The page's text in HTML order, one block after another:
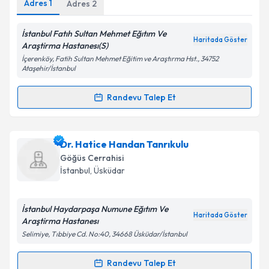
Kişisel verilerimin işlenmesine ilişkinAydınlatma
Metni
Adres 1 Adres 2
İstanbul Fatıh Sultan Mehmet Eğıtım Ve
Araştirma Hastanesı(S)
Haritada Göster
İçerenköy, Fatih Sultan Mehmet Eğitim ve Araştırma Hst., 34752
Ataşehir/İstanbul
Randevu Talep Et
Randevu Takvimi Talebi
Dr. Candemir Köseoğluiçin randevu takvimi talebi
oluşturun. Size bu uzmandan randevu almanız için bir
takvim hazırlandığında e-posta ile bilgilendireceğiz.
Kişisel verilerimin işlenmesine ilişkinAydınlatma
'ni okudum ve kişisel verilerimin belirtilen
Dr. Hatice Handan Tanrıkulu
Göğüs Cerrahisi
İstanbul, Üsküdar
İstanbul Haydarpaşa Numune Eğıtım Ve
Araştirma Hastanesı
Haritada Göster
Selimiye, Tıbbiye Cd. No:40, 34668 Üsküdar/İstanbul
Randevu Talep Et